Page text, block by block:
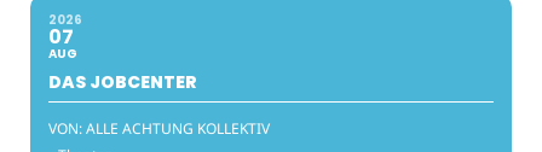
2026
07
AUG
DAS JOBCENTER
VON: ALLE ACHTUNG KOLLEKTIV